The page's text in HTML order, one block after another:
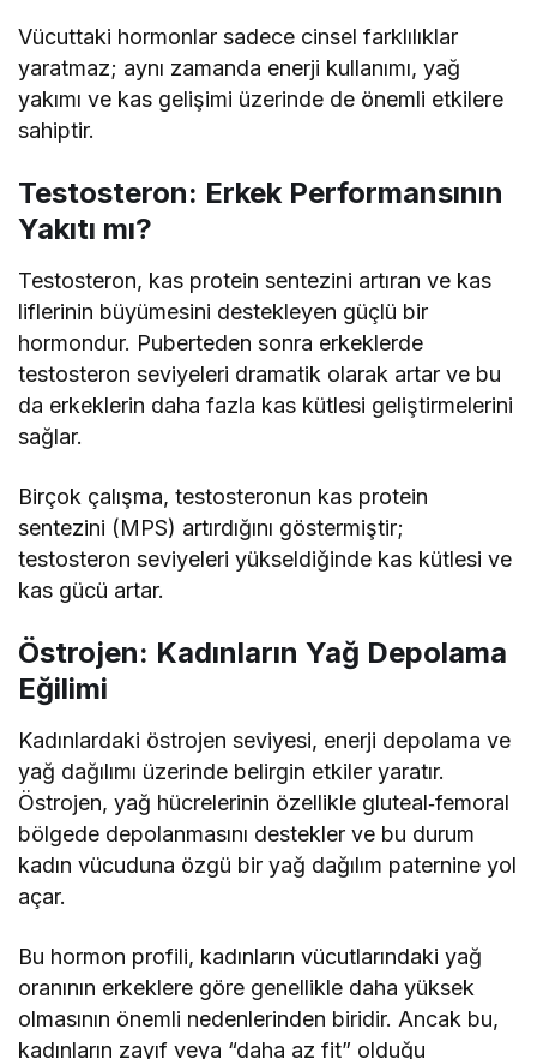
Vücuttaki hormonlar sadece cinsel farklılıklar
yaratmaz; aynı zamanda enerji kullanımı, yağ
yakımı ve kas gelişimi üzerinde de önemli etkilere
sahiptir.
Testosteron: Erkek Performansının
Yakıtı mı?
Testosteron, kas protein sentezini artıran ve kas
liflerinin büyümesini destekleyen güçlü bir
hormondur. Puberteden sonra erkeklerde
testosteron seviyeleri dramatik olarak artar ve bu
da erkeklerin daha fazla kas kütlesi geliştirmelerini
sağlar.
Birçok çalışma, testosteronun kas protein
sentezini (MPS) artırdığını göstermiştir;
testosteron seviyeleri yükseldiğinde kas kütlesi ve
kas gücü artar.
Östrojen: Kadınların Yağ Depolama
Eğilimi
Kadınlardaki östrojen seviyesi, enerji depolama ve
yağ dağılımı üzerinde belirgin etkiler yaratır.
Östrojen, yağ hücrelerinin özellikle gluteal‑femoral
bölgede depolanmasını destekler ve bu durum
kadın vücuduna özgü bir yağ dağılım paternine yol
açar.
Bu hormon profili, kadınların vücutlarındaki yağ
oranının erkeklere göre genellikle daha yüksek
olmasının önemli nedenlerinden biridir. Ancak bu,
kadınların zayıf veya “daha az fit” olduğu